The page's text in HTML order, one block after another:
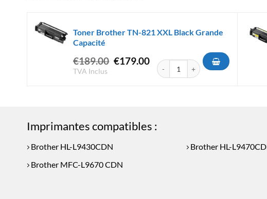
Toner Brother TN-821 XXL Black Grande
Capacité
€189.00 Le
€179.00Le
prix
TVA Inclus
quantité de Toner Brother TN-821
Imprimantes compatibles :
Brother HL-L9430CDN Brother HL-
Brother MFC-L9670 CDN